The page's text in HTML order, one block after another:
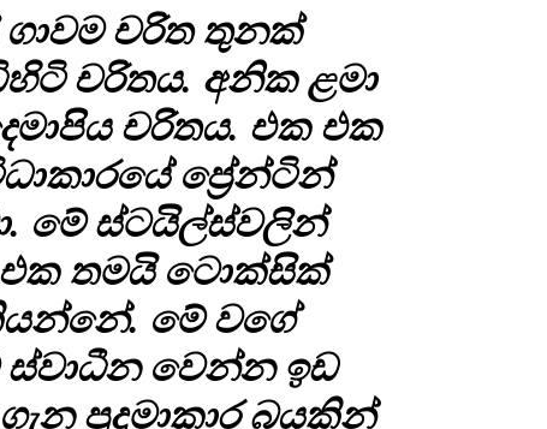
ගාවම චරිත තුනක්
චරිතය. අනික ළමා
චරිතය. එක එක
ප්‍රේන්ටින්
මේ ස්ටයිල්ස්වලින්
තමයි ටොක්සික්
මේ වගේ
වෙන්න ඉඩ
පුදුමාකාර බයකින්